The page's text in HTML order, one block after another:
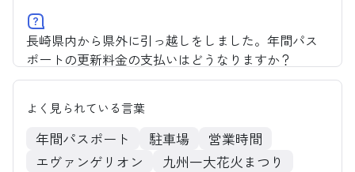
長崎県内から県外に引っ越しをしました。年間パス
ポートの更新料金の支払いはどうなりますか？
WEBチケットのマイページにログインできない。
よく見られている言葉
年間パスポート 駐車場
営業時間
エヴァンゲリオン
九州一大花火まつり